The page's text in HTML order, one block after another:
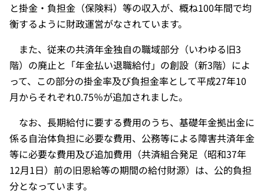
と掛金・負担金（保険料）等の収入が、概ね100年間で均
衡するように財政運営がなされています。
また、従来の共済年金独自の職域部分（いわゆる旧3
階）の廃止と「年金払い退職給付」の創設（新3階）によ
って、この部分の掛金率及び負担金率として平成27年10
月からそれぞれ0.75％が追加されました。
なお、長期給付に要する費用のうち、基礎年金拠出金に
係る自治体負担に必要な費用、公務等による障害共済年金
等に必要な費用及び追加費用（共済組合発足（昭和37年
12月1日）前の旧恩給等の期間の給付財源）は、公的負担
分となっています。